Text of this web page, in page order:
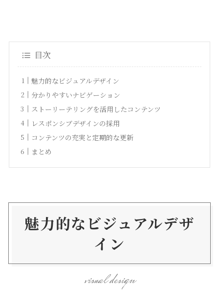
目次
魅力的なビジュアルデザイン
分かりやすいナビゲーション
ストーリーテリングを活用したコンテンツ
レスポンシブデザインの採用
コンテンツの充実と定期的な更新
まとめ
魅力的なビジュアルデザ
イン
visual design